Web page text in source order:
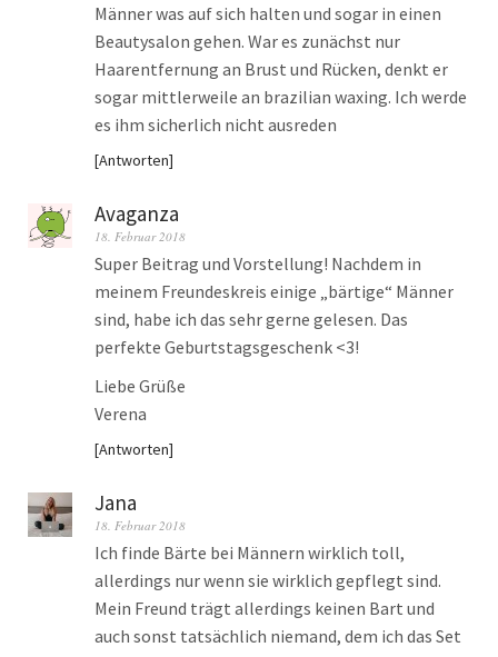
Männer was auf sich halten und sogar in einen
Beautysalon gehen. War es zunächst nur
Haarentfernung an Brust und Rücken, denkt er
sogar mittlerweile an brazilian waxing. Ich werde
es ihm sicherlich nicht ausreden
Antworten
Avaganza
18. Februar 2018
Super Beitrag und Vorstellung! Nachdem in
meinem Freundeskreis einige „bärtige“ Männer
sind, habe ich das sehr gerne gelesen. Das
perfekte Geburtstagsgeschenk <3!
Liebe Grüße
Verena
Antworten
Jana
18. Februar 2018
Ich finde Bärte bei Männern wirklich toll,
allerdings nur wenn sie wirklich gepflegt sind.
Mein Freund trägt allerdings keinen Bart und
auch sonst tatsächlich niemand, dem ich das Set